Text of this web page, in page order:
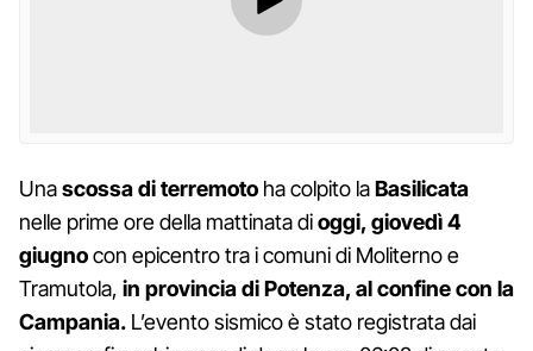
Unascossa di terremoto ha colpito laBasilicata
nelle prime ore della mattinata dioggi, giovedì 4
giugnocon epicentro tra i comuni di Moliterno e
Tramutola, in provincia di Potenza, al confine con la
Campania. L’evento sismico è stato registrata dai